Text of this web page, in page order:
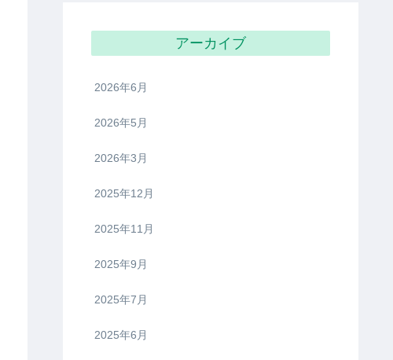
アーカイブ
2026年6月
2026年5月
2026年3月
2025年12月
2025年11月
2025年9月
2025年7月
2025年6月